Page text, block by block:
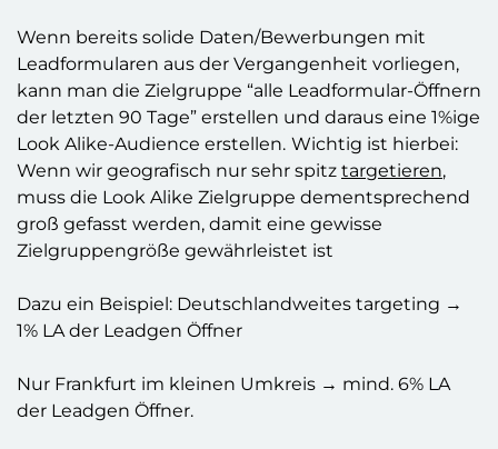
Wenn bereits solide Daten/Bewerbungen mit
Leadformularen aus der Vergangenheit vorliegen,
kann man die Zielgruppe “alle Leadformular-Öffnern
der letzten 90 Tage” erstellen und daraus eine 1%ige
Look Alike-Audience erstellen. Wichtig ist hierbei:
Wenn wir geografisch nur sehr spitz targetieren,
muss die Look Alike Zielgruppe dementsprechend
groß gefasst werden, damit eine gewisse
Zielgruppengröße gewährleistet ist
Dazu ein Beispiel: Deutschlandweites targeting →
1% LA der Leadgen Öffner
Nur Frankfurt im kleinen Umkreis → mind. 6% LA
der Leadgen Öffner.